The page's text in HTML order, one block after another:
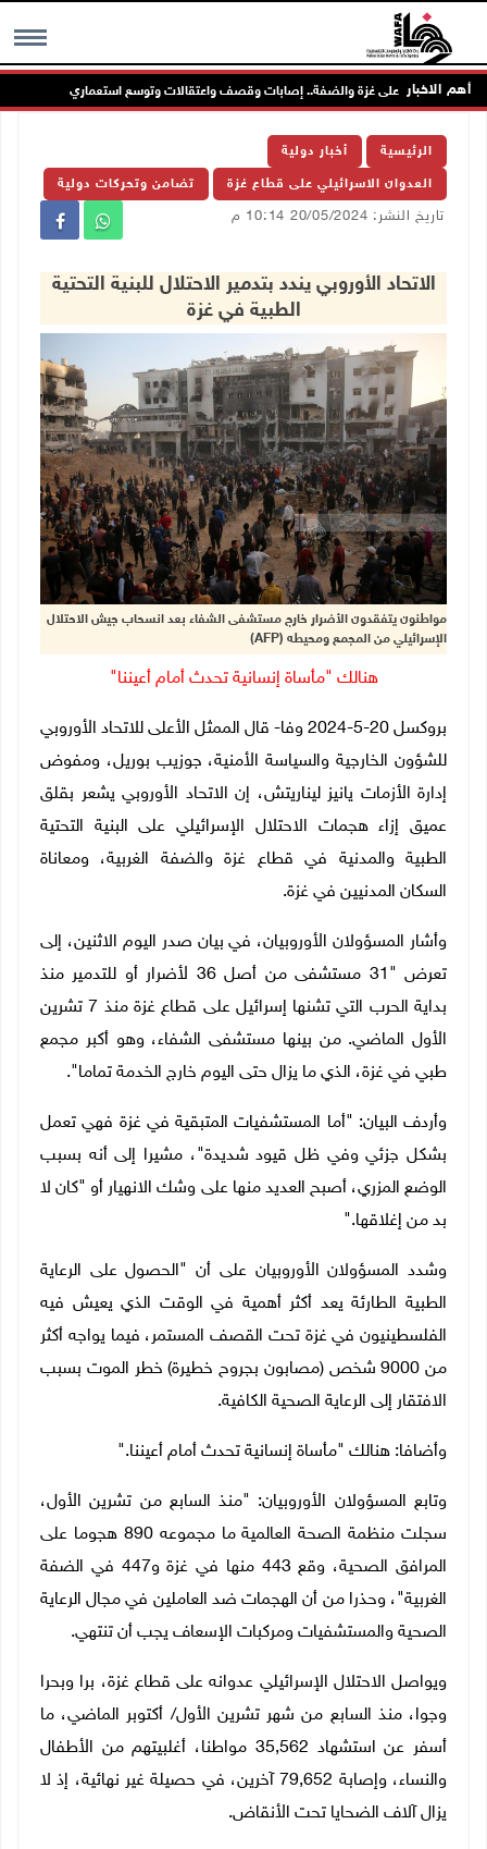
MENU أهم الاخبار
عدوانه على غزة والضفة.. إصابات وقصف واعتقالات وتوسع استعماري
الرئيسية أخبار دولية
العدوان الاسرائيلي على قطاع غزة تضامن وتحركات دولية
تاريخ النشر: 20/05/2024 10:14 م
الاتحاد الأوروبي يندد بتدمير الاحتلال للبنية التحتية
الطبية في غزة
مواطنون يتفقدون الأضرار خارج مستشفى الشفاء بعد انسحاب جيش الاحتلال
الإسرائيلي من المجمع ومحيطه (AFP)
هنالك "مأساة إنسانية تحدث أمام أعيننا"
بروكسل 20-5-2024 وفا- قال الممثل الأعلى للاتحاد الأوروبي
للشؤون الخارجية والسياسة الأمنية، جوزيب بوريل، ومفوض
إدارة الأزمات يانيز ليناريتش، إن الاتحاد الأوروبي يشعر بقلق
عميق إزاء هجمات الاحتلال الإسرائيلي على البنية التحتية
الطبية والمدنية في قطاع غزة والضفة الغربية، ومعاناة
السكان المدنيين في غزة.
وأشار المسؤولان الأوروبيان، في بيان صدر اليوم الاثنين، إلى
تعرض "31 مستشفى من أصل 36 لأضرار أو للتدمير منذ
بداية الحرب التي تشنها إسرائيل على قطاع غزة منذ 7 تشرين
الأول الماضي. من بينها مستشفى الشفاء، وهو أكبر مجمع
طبي في غزة، الذي ما يزال حتى اليوم خارج الخدمة تماما".
وأردف البيان: "أما المستشفيات المتبقية في غزة فهي تعمل
بشكل جزئي وفي ظل قيود شديدة"، مشيرا إلى أنه بسبب
الوضع المزري، أصبح العديد منها على وشك الانهيار أو "كان لا
بد من إغلاقها".
وشدد المسؤولان الأوروبيان على أن "الحصول على الرعاية
الطبية الطارئة يعد أكثر أهمية في الوقت الذي يعيش فيه
الفلسطينيون في غزة تحت القصف المستمر، فيما يواجه أكثر
من 9000 شخص (مصابون بجروح خطيرة) خطر الموت بسبب
الافتقار إلى الرعاية الصحية الكافية.
وأضافا: هنالك "مأساة إنسانية تحدث أمام أعيننا".
وتابع المسؤولان الأوروبيان: "منذ السابع من تشرين الأول،
سجلت منظمة الصحة العالمية ما مجموعه 890 هجوما على
المرافق الصحية، وقع 443 منها في غزة و447 في الضفة
الغربية"، وحذرا من أن الهجمات ضد العاملين في مجال الرعاية
الصحية والمستشفيات ومركبات الإسعاف يجب أن تنتهي.
ويواصل الاحتلال الإسرائيلي عدوانه على قطاع غزة، برا وبحرا
وجوا، منذ السابع من شهر تشرين الأول/ أكتوبر الماضي، ما
أسفر عن استشهاد 35,562 مواطنا، أغلبيتهم من الأطفال
والنساء، وإصابة 79,652 آخرين، في حصيلة غير نهائية، إذ لا
يزال آلاف الضحايا تحت الأنقاض.